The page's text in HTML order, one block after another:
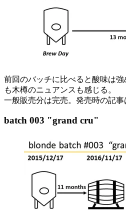
前回のバッチに比べると酸味は
も木樽のニュアンスも感じる。
一般販売分は完売。発売時の記事
batch 003 "grand cru"